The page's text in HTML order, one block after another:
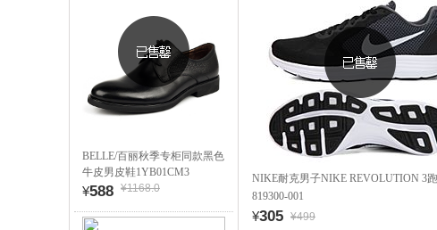
BELLE/百丽秋季专柜同款黑色
牛皮男皮鞋1YB01CM3
¥588 ¥1168.0
NIKE耐克男子NIKE REVOLUTION 3
819300-001
¥305 ¥499